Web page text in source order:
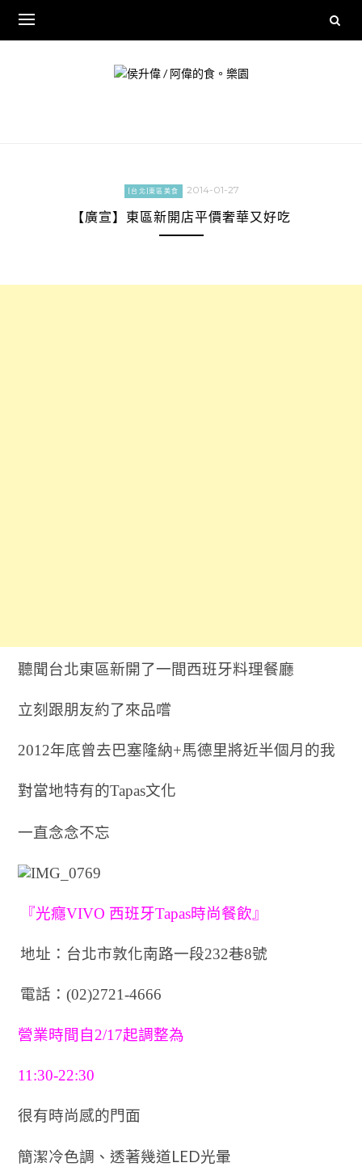
content
[台北]東區美食 2014-01-27
【廣宣】東區新開店平價奢華又好吃
聽聞台北東區新開了一間西班牙料理餐廳
立刻跟朋友約了來品嚐
2012年底曾去巴塞隆納+馬德里將近半個月的我
對當地特有的Tapas文化
一直念念不忘
『光癮VIVO 西班牙Tapas時尚餐飲』
地址：台北市敦化南路一段232巷8號
電話：(02)2721-4666
營業時間自2/17起調整為
11:30-22:30
很有時尚感的門面
簡潔冷色調、透著幾道LED光暈